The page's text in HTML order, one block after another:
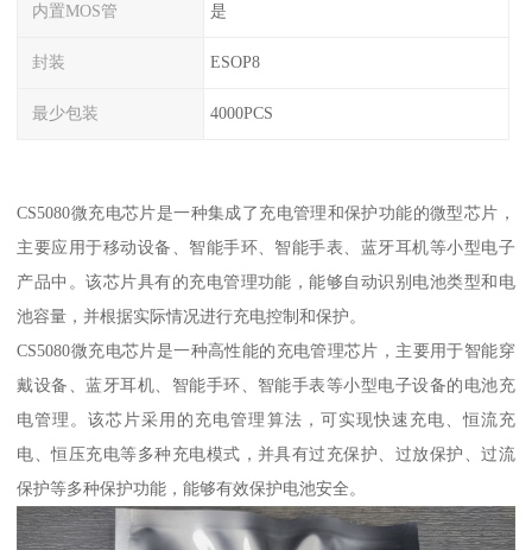
内置MOS管 是
封装 ESOP8
最少包装 4000PCS
CS5080微充电芯片是一种集成了充电管理和保护功能的微型芯片，
主要应用于移动设备、智能手环、智能手表、蓝牙耳机等小型电子
产品中。该芯片具有的充电管理功能，能够自动识别电池类型和电
池容量，并根据实际情况进行充电控制和保护。
CS5080微充电芯片是一种高性能的充电管理芯片，主要用于智能穿
戴设备、蓝牙耳机、智能手环、智能手表等小型电子设备的电池充
电管理。该芯片采用的充电管理算法，可实现快速充电、恒流充
电、恒压充电等多种充电模式，并具有过充保护、过放保护、过流
保护等多种保护功能，能够有效保护电池安全。